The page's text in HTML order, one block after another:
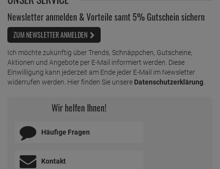
Newsletter anmelden & Vorteile samt 5% Gutschein sichern
ZUM NEWSLETTER ANMELDEN
Ich möchte zukünftig über Trends, Schnäppchen, Gutscheine,
Aktionen und Angebote per E-Mail informiert werden. Diese
Einwilligung kann jederzeit am Ende jeder E-Mail im Newsletter
widerrufen werden. Hier finden Sie unsere Datenschutzerklärung.
Wir helfen Ihnen!
Häufige Fragen
Kontakt